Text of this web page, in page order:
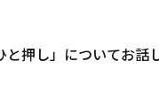
押し」についてお話